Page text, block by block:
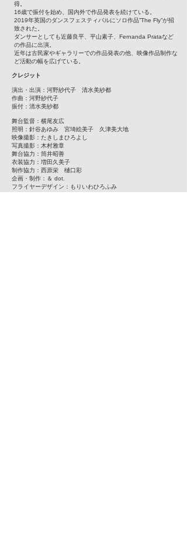
得。
16歳で振付を始め、国内外で作品発表を続けている。
2019年英国のダンスフェスティバルにソロ作品”The Fly”が招
致された。
ダンサーとしても近藤良平、平山素子、Fernanda Prataなど
の作品に出演。
近年は古民家やギャラリーでの作品発表の他、映像作品制作な
ど活動の幅を広げている。
クレジット
演出・出演：河野紗代子 清水美紗都
作曲：河野紗代子
​振付：清水美紗都
舞台監督：横尾友広
照明：針谷あゆみ 宮埼絵美子 久津美大地
映像撮影：たきしまひろよし
写真撮影：木村雅章
舞台協力：筒井昭善
衣装協力：増田久美子
制作協力：西原栄 樋口彩
企画・制作：＆ dot.
フライヤーデザイン：もりいわひろふみ